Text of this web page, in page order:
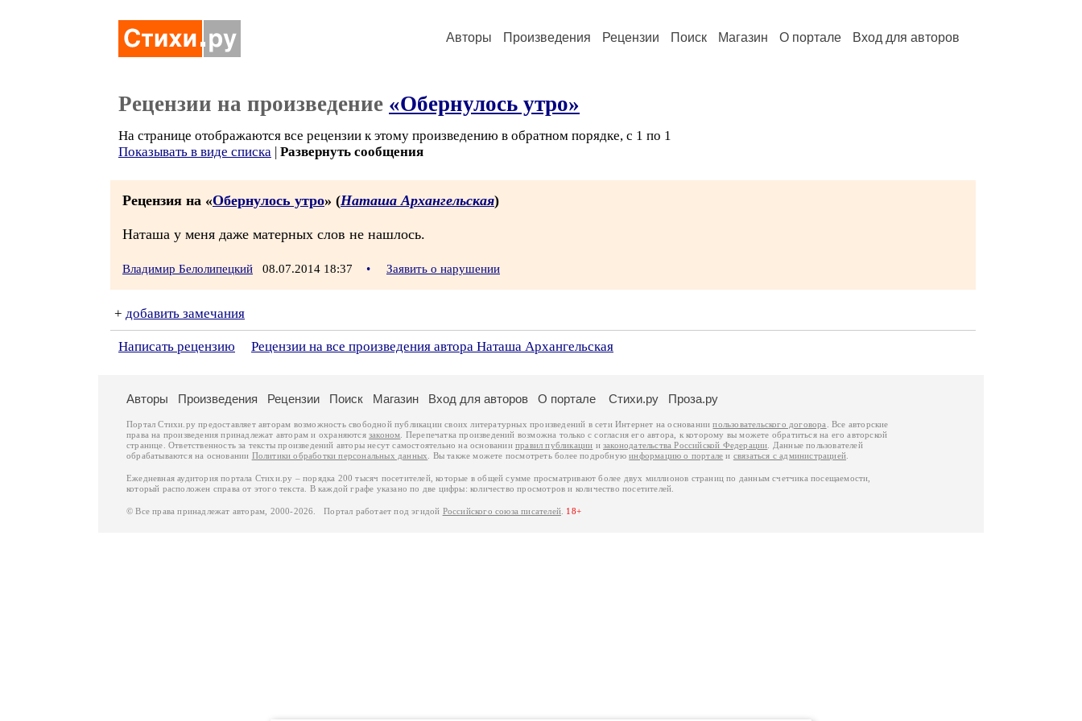
Авторы Произведения Рецензии Поиск Магазин О портале Вход для авторов
Рецензии на произведение «Обернулось утро»
На странице отображаются все рецензии к этому произведению в обратном порядке, с 1 по 1
Показывать в виде списка | Развернуть сообщения
Рецензия на «Обернулось утро» (Наташа Архангельская)
Наташа у меня даже матерных слов не нашлось.
Владимир Белолипецкий 08.07.2014 18:37 • Заявить о нарушении
+ добавить замечания
Написать рецензию Рецензии на все произведения автора Наташа Архангельская
Авторы Произведения Рецензии Поиск Магазин Вход для авторов О портале Стихи.ру Проза.ру
Портал Стихи.ру предоставляет авторам возможность свободной публикации своих литературных произведений в сети Интернет на основаниипользовательского договора
. Все авторские
права на произведения принадлежат авторам и охраняются законом . Перепечатка произведений возможна только с согласия его автора, к которому вы можете обратиться на его авторской
странице. Ответственность за тексты произведений авторы несут самостоятельно на основанииправил публикации изаконодательства Российской Федерации . Данные пользователей
обрабатываются на основании Политики обработки персональных данных . Вы также можете посмотреть более подробнуюинформацию о портале и связаться с администрацией
Ежедневная аудитория портала Стихи.ру – порядка 200 тысяч посетителей, которые в общей сумме просматривают более двух миллионов страниц по данным счетчика посещаемости,
который расположен справа от этого текста. В каждой графе указано по две цифры: количество просмотров и количество посетителей.
© Все права принадлежат авторам, 2000-2026. Портал работает под эгидой Российского союза писателей 18+